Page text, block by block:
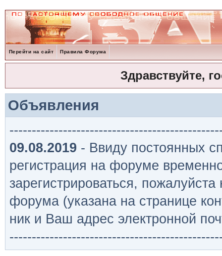
Перейти на сайт Правила Форума
Здравствуйте,
Объявления
09.08.2019 - Ввиду постоянных
регистрация на форуме
зарегистрироваться,
форума (указана на странице
ник и Ваш адрес электронной